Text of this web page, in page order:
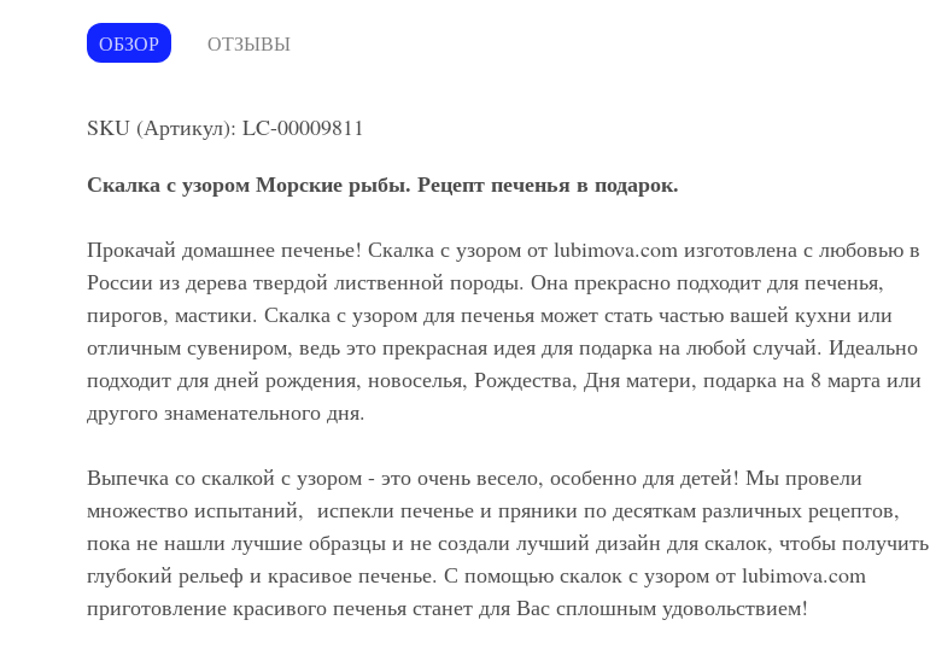
ОБЗОР ОТЗЫВЫ
SKU (Артикул): LC-00009811
Скалка с узором Морские рыбы. Рецепт печенья в подарок.
Прокачай домашнее печенье! Скалка с узором от lubimova.com изготовлена с любовью в
России из дерева твердой лиственной породы. Она прекрасно подходит для печенья,
пирогов, мастики. Скалка с узором для печенья может стать частью вашей кухни или
отличным сувениром, ведь это прекрасная идея для подарка на любой случай. Идеально
подходит для дней рождения, новоселья, Рождества, Дня матери, подарка на 8 марта или
другого знаменательного дня.
Выпечка со скалкой с узором - это очень весело, особенно для детей! Мы провели
множество испытаний, испекли печенье и пряники по десяткам различных рецептов,
пока не нашли лучшие образцы и не создали лучший дизайн для скалок, чтобы получить
глубокий рельеф и красивое печенье. С помощью скалок с узором от lubimova.com
приготовление красивого печенья станет для Вас сплошным удовольствием!